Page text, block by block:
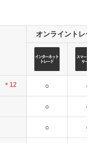
オンライントレー
＊12 ○ ○
○ ○
○ ○